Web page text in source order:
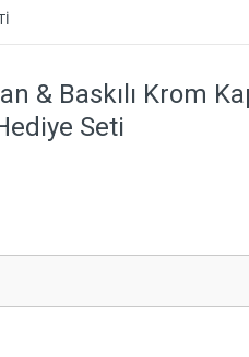
& Baskılı Krom
Seti